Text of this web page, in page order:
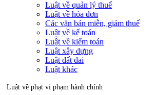
Luật về quản lý thuế
Luật về hóa đơn
Các văn bản miễn, giảm thuế
Luật về kế toán
Luật về kiểm toán
Luật xây dựng
Luật đất đai
Luật khác
Luật về phạt vi phạm hành chính